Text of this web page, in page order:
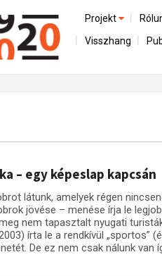
Projekt
Előzmények
Az összeomlás
Utókor és
A
Visszhang
– egy képeslap kapcsán
látunk, amelyek régen
jövése – menése írja le
nem tapasztalt nyugati
írta le a rendkívül „sportos”
De ez nem csak nálunk van